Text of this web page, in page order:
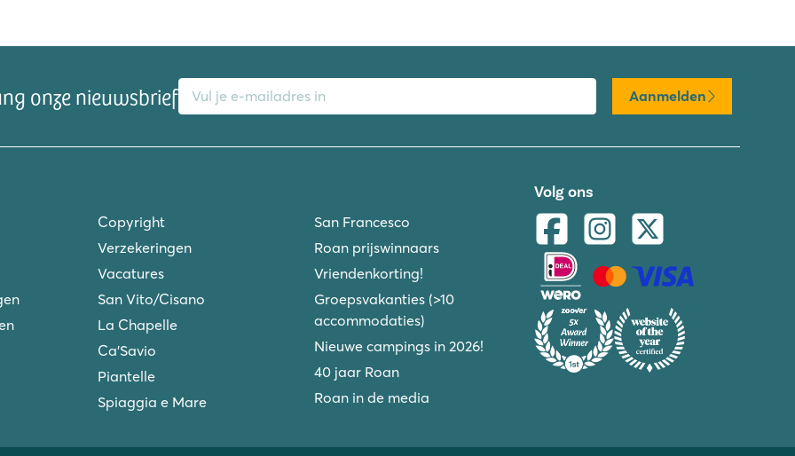
onze nieuwsbrief
E-mailadres
Aanmelden
Copyright
Verzekeringen
Vacatures
San Vito/Cisano
La Chapelle
Ca'Savio
Piantelle
Spiaggia e Mare
San Francesco
Roan prijswinnaars
Vriendenkorting!
Groepsvakanties (>10
accommodaties)
Nieuwe campings in 2026!
40 jaar Roan
Roan in de media
Volg ons